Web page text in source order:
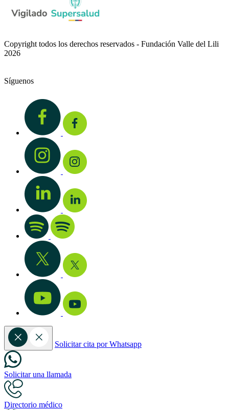
Copyright todos los derechos reservados - Fundación Valle del Lili
2026
Síguenos
Solicitar cita por Whatsapp
Solicitar una llamada
Directorio médico